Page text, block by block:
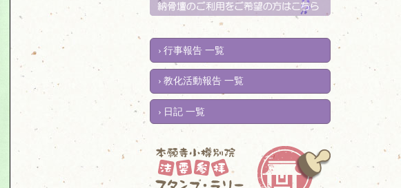
行事報告 一覧
教化活動報告 一覧
日記 一覧